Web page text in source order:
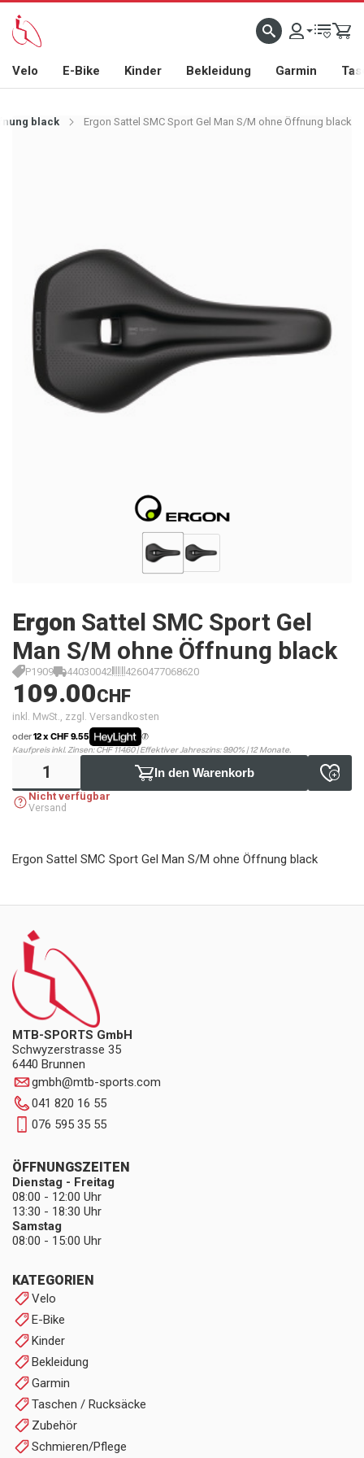
Velo E-Bike Kinder Bekleidung Garmin
black Ergon Sattel SMC Sport Gel Man S/M ohne Öffnung black
Ergon Sattel SMC Sport Gel
Man S/M ohne Öffnung black
P1909 44030042 4260477068620
109.00CHF
inkl. MwSt., zzgl. Versandkosten
oder12 x CHF 9.55
Kaufpreis inkl. Zinsen: CHF 114.60 | Effektiver Jahreszins: 9.90% | 12 Monate.
In den Warenkorb
Nicht verfügbar
Versand
Ergon Sattel SMC Sport Gel Man S/M ohne Öffnung black
MTB-SPORTS GmbH
Schwyzerstrasse 35
6440 Brunnen
gmbh@mtb-sports.com
041 820 16 55
076 595 35 55
KATEGORIEN
Velo
E-Bike
Kinder
Bekleidung
Garmin
Taschen / Rucksäcke
Zubehör
Schmieren/Pflege
ÖFFNUNGSZEITEN
Dienstag - Freitag
08:00 - 12:00 Uhr
13:30 - 18:30 Uhr
Samstag
08:00 - 15:00 Uhr